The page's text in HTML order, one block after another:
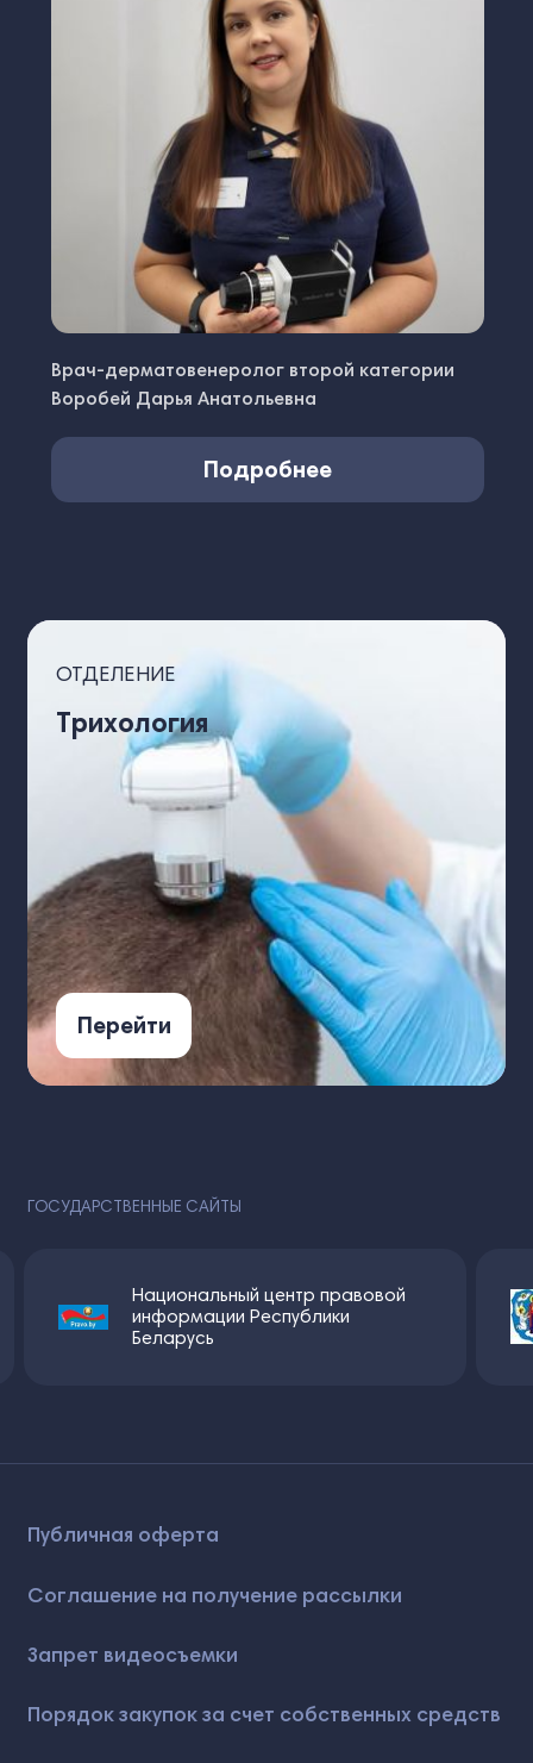
Врач-дерматовенеролог второй категории
Воробей Дарья Анатольевна
Подробнее
ОТДЕЛЕНИЕ
Трихология
Перейти
ГОСУДАРСТВЕННЫЕ САЙТЫ
Национальный центр правовой
информации Республики
Беларусь
Публичная оферта
Соглашение на получение рассылки
Запрет видеосъемки
Порядок закупок за счет собственных средств